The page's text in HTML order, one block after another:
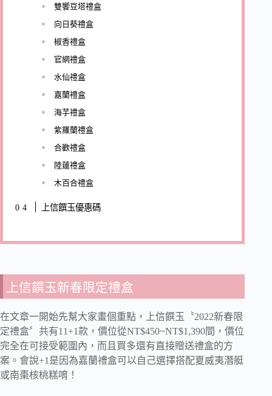
雙饗豆塔禮盒
向日葵禮盒
椒香禮盒
官網禮盒
水仙禮盒
嘉蘭禮盒
海芋禮盒
紫羅蘭禮盒
合歡禮盒
陸蓮禮盒
木百合禮盒
上信饌玉優惠碼
上信饌玉新春限定禮盒
在文章一開始先幫大家畫個重點，上信饌玉〝2022新春限
定禮盒〞共有11+1款，價位從NT$450~NT$1,390間，價位
完全在可接受範圍內，而且買多還有直接贈送禮盒的方
案。會說+1是因為嘉蘭禮盒可以自己選擇搭配夏威夷潛艇
或南棗核桃糕唷！